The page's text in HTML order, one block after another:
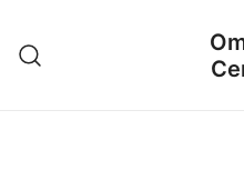
treści